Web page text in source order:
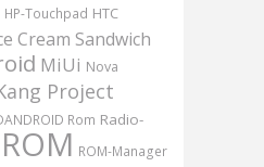
HP-Touchpad HTC
Cream Sandwich
MiUi Nova
Project
Rom Radio-
ROM ROM-Manager